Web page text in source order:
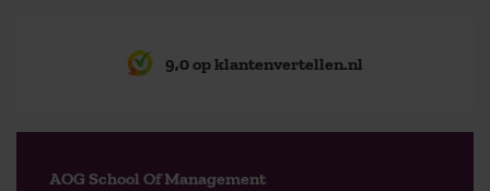
9,0 op klantenvertellen.nl
AOG School Of Management